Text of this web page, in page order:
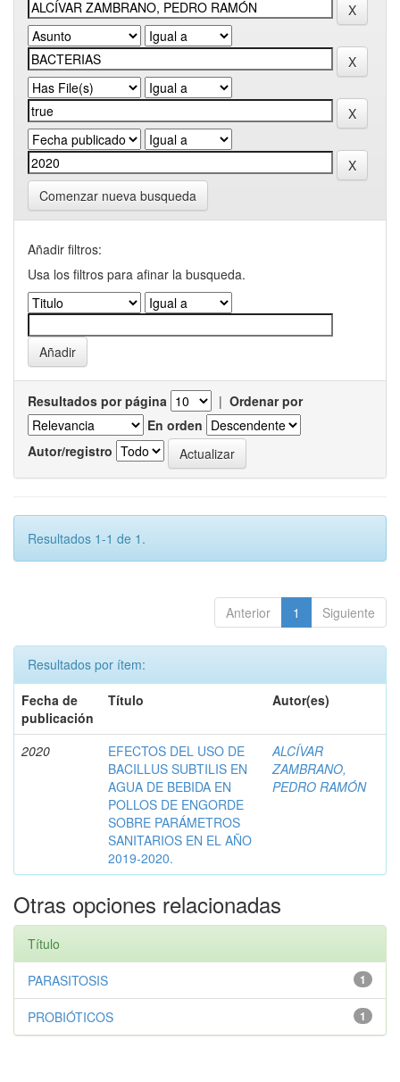
Comenzar nueva busqueda
Añadir filtros:
Usa los filtros para afinar la busqueda.
Resultados por página | Ordenar por
En orden
Autor/registro
Resultados 1-1 de 1.
Anterior 1 Siguiente
Resultados por ítem:
Fecha de
publicación
Título Autor(es)
2020
EFECTOS DEL USO DE
BACILLUS SUBTILIS EN
AGUA DE BEBIDA EN
POLLOS DE ENGORDE
SOBRE PARÁMETROS
SANITARIOS EN EL AÑO
2019-2020.
ALCÍVAR
ZAMBRANO,
PEDRO RAMÓN
Otras opciones relacionadas
Título
1
PARASITOSIS
1
PROBIÓTICOS